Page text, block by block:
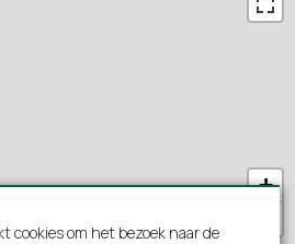
+
cookies om het bezoek naar de